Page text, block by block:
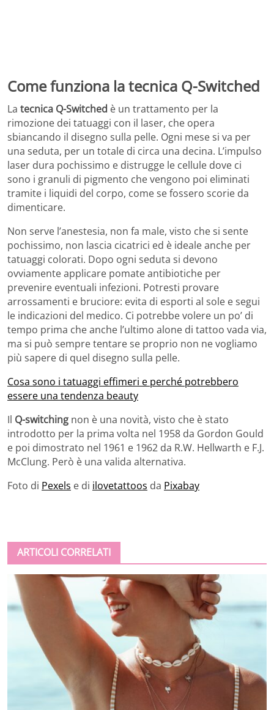
Come funziona la tecnica Q-Switched
La tecnica Q-Switched è un trattamento per la
rimozione dei tatuaggi con il laser, che opera
sbiancando il disegno sulla pelle. Ogni mese si va per
una seduta, per un totale di circa una decina. L’impulso
laser dura pochissimo e distrugge le cellule dove ci
sono i granuli di pigmento che vengono poi eliminati
tramite i liquidi del corpo, come se fossero scorie da
dimenticare.
Non serve l’anestesia, non fa male, visto che si sente
pochissimo, non lascia cicatrici ed è ideale anche per
tatuaggi colorati. Dopo ogni seduta si devono
ovviamente applicare pomate antibiotiche per
prevenire eventuali infezioni. Potresti provare
arrossamenti e bruciore: evita di esporti al sole e segui
le indicazioni del medico. Ci potrebbe volere un po’ di
tempo prima che anche l’ultimo alone di tattoo vada via,
ma si può sempre tentare se proprio non ne vogliamo
più sapere di quel disegno sulla pelle.
Cosa sono i tatuaggi effimeri e perché potrebbero
essere una tendenza beauty
Il Q-switching non è una novità, visto che è stato
introdotto per la prima volta nel 1958 da Gordon Gould
e poi dimostrato nel 1961 e 1962 da R.W. Hellwarth e F.J.
McClung. Però è una valida alternativa.
Foto di Pexels e di ilovetattoos da Pixabay
ARTICOLI CORRELATI